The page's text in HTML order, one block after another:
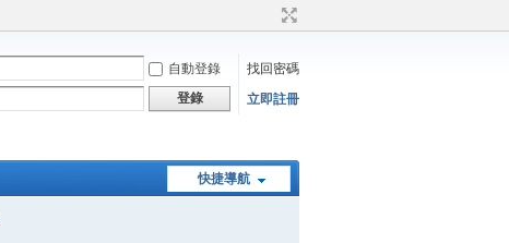
自動登錄
找回密碼
登錄 立即註冊
快捷導航